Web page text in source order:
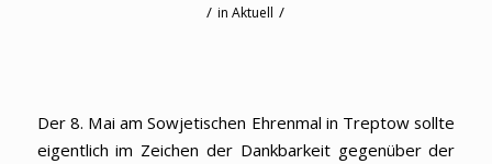
/ inAktuell /
Der 8. Mai am Sowjetischen Ehrenmal in Treptow sollte
eigentlich im Zeichen der Dankbarkeit gegenüber der